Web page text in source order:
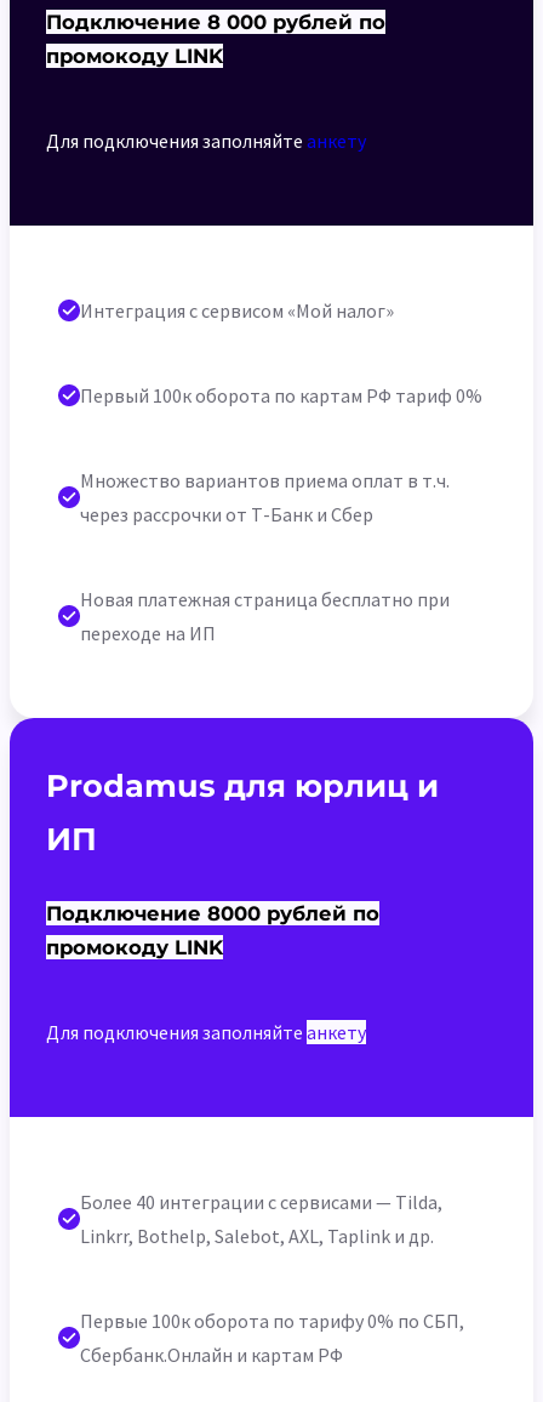
Подключение 8 000 рублей по
промокоду LINK
Для подключения заполняйте анкету
Интеграция с сервисом «Мой налог»
Первый 100к оборота по картам РФ тариф 0%
Множество вариантов приема оплат в т.ч.
через рассрочки от Т-Банк и Сбер
Новая платежная страница бесплатно при
переходе на ИП
Prodamus для юрлиц и
ИП
Подключение 8000 рублей по
промокоду LINK
Для подключения заполняйте анкету
Более 40 интеграции с сервисами — Tilda,
Linkrr, Bothelp, Salebot, AXL, Taplink и др.
Первые 100к оборота по тарифу 0% по СБП,
Сбербанк.Онлайн и картам РФ